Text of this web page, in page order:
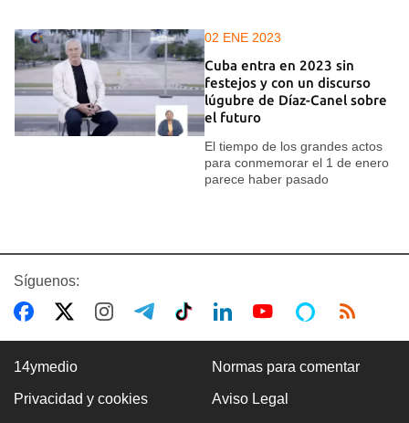
02 ENE 2023
Cuba entra en 2023 sin
festejos y con un discurso
lúgubre de Díaz-Canel sobre
el futuro
El tiempo de los grandes actos
para conmemorar el 1 de enero
parece haber pasado
Síguenos:
14ymedio Normas para comentar
Privacidad y cookies Aviso Legal